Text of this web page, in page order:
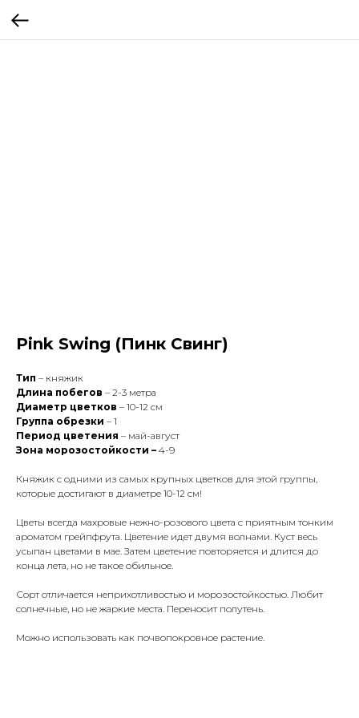
Pink Swing (Пинк Свинг)
Тип – княжик
Длина побегов – 2-3 метра
Диаметр цветков – 10-12 см
Группа обрезки – 1
Период цветения – май-август
Зона морозостойкости – 4-9
Княжик с одними из самых крупных цветков для этой группы,
которые достигают в диаметре 10-12 см!
Цветы всегда махровые нежно-розового цвета с приятным тонким
ароматом грейпфрута. Цветение идет двумя волнами. Куст весь
усыпан цветами в мае. Затем цветение повторяется и длится до
конца лета, но не такое обильное.
Сорт отличается неприхотливостью и морозостойкостью. Любит
солнечные, но не жаркие места. Переносит полутень.
Можно использовать как почвопокровное растение.